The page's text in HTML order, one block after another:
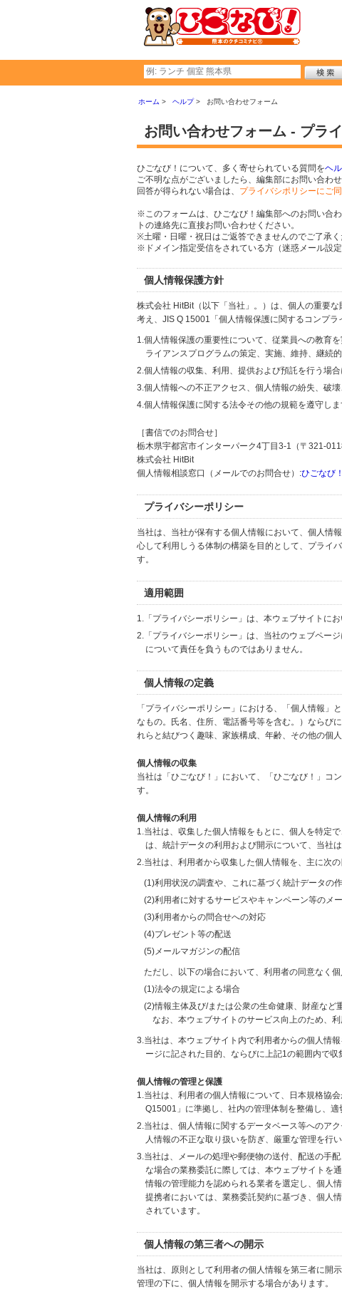
ホーム ヘルプ お問い合わせフォーム
お問い合わせフォーム - プラ
ひごなび！について、多く寄せられている質問をヘ
ご不明な点がございましたら、編集部にお問い合わせ
回答が得られない場合は、 プライバシポリシーにご
※このフォームは、ひごなび！編集部へのお問い合
トの連絡先に直接お問い合わせください。
※土曜・日曜・祝日はご返答できませんのでご了承く
※ドメイン指定受信をされている方（迷惑メール設
個人情報保護方針
株式会社 HitBit（以下「当社」。）は、個人の重要
考え、JIS Q 15001「個人情報保護に関するコンプ
1.個人情報保護の重要性について、従業員への教育
ライアンスプログラムの策定、実施、維持、継続的
2.個人情報の収集、利用、提供および預託を行う場
3.個人情報への不正アクセス、個人情報の紛失、破
4.個人情報保護に関する法令その他の規範を遵守しま
［書信でのお問合せ］
栃木県宇都宮市インターパーク4丁目3-1（〒321-
株式会社 HitBit
個人情報相談窓口（メールでのお問合せ）:ひごなび
プライバシーポリシー
当社は、当社が保有する個人情報において、個人情
心して利用しうる体制の構築を目的として、プライ
す。
適用範囲
1.「プライバシーポリシー」は、本ウェブサイトに
2.「プライバシーポリシー」は、当社のウェブペー
について責任を負うものではありません。
個人情報の定義
「プライバシーポリシー」における、「個人情報
なもの。氏名、住所、電話番号等を含む。）ならび
れらと結びつく趣味、家族構成、年齢、その他の個
個人情報の収集
当社は「ひごなび！」において、「ひごなび！」コ
す。
個人情報の利用
1.当社は、収集した個人情報をもとに、個人を特定
は、統計データの利用および開示について、当社
2.当社は、利用者から収集した個人情報を、主に次の
(1)利用状況の調査や、これに基づく統計データの
(2)利用者に対するサービスやキャンペーン等のメ
(3)利用者からの問合せへの対応
(4)プレゼント等の配送
(5)メールマガジンの配信
ただし、以下の場合において、利用者の同意なく
(1)法令の規定による場合
(2)情報主体及び/または公衆の生命健康、財産など
なお、本ウェブサイトのサービス向上のため、
3.当社は、本ウェブサイト内で利用者からの個人情
ージに記された目的、ならびに上記1の範囲内で収
個人情報の管理と保護
1.当社は、利用者の個人情報について、日本規格協
Q15001」に準拠し、社内の管理体制を整備し、適
2.当社は、個人情報に関するデータベース等へのア
人情報の不正な取り扱いを防ぎ、厳重な管理を行い
3.当社は、メールの処理や郵便物の送付、配送の手
な場合の業務委託に際しては、本ウェブサイトを
情報の管理能力を認められる業者を選定し、個人
提携者においては、業務委託契約に基づき、個人
されています。
個人情報の第三者への開示
当社は、原則として利用者の個人情報を第三者に開
管理の下に、個人情報を開示する場合があります。